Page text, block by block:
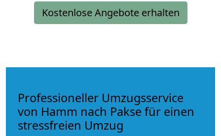
Kostenlose Angebote erhalten
Professioneller Umzugsservice
von Hamm nach Pakse für einen
stressfreien Umzug